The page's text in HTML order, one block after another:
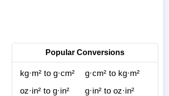
Popular Conversions
kg·m² to g·cm²
g·cm² to kg·m²
oz·in² to g·in²
g·in² to oz·in²